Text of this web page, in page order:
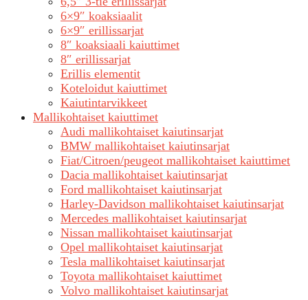
6×9″ koaksiaalit
6×9″ erillissarjat
8″ koaksiaali kaiuttimet
8″ erillissarjat
Erillis elementit
Koteloidut kaiuttimet
Kaiutintarvikkeet
Mallikohtaiset kaiuttimet
Audi mallikohtaiset kaiutinsarjat
BMW mallikohtaiset kaiutinsarjat
Fiat/Citroen/peugeot mallikohtaiset kaiuttimet
Dacia mallikohtaiset kaiutinsarjat
Ford mallikohtaiset kaiutinsarjat
Harley-Davidson mallikohtaiset kaiutinsarjat
Mercedes mallikohtaiset kaiutinsarjat
Nissan mallikohtaiset kaiutinsarjat
Opel mallikohtaiset kaiutinsarjat
Tesla mallikohtaiset kaiutinsarjat
Toyota mallikohtaiset kaiuttimet
Volvo mallikohtaiset kaiutinsarjat